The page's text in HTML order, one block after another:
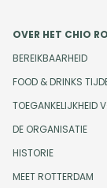
OVER HET CHIO
BEREIKBAARHEID
FOOD & DRINKS
TOEGANKELIJKHEID
DE ORGANISATIE
HISTORIE
MEET ROTTERDAM